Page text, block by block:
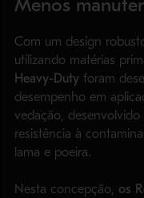
Menos
Com um design
utilizando matérias
Heavy-Duty foram
desempenho em
vedação,
resistência à
lama e poeira.
Nesta concepção, os